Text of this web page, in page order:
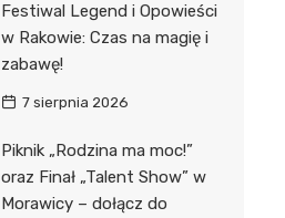
Festiwal Legend i Opowieści
w Rakowie: Czas na magię i
zabawę!
7 sierpnia 2026
Piknik „Rodzina ma moc!”
oraz Finał „Talent Show” w
Morawicy – dołącz do